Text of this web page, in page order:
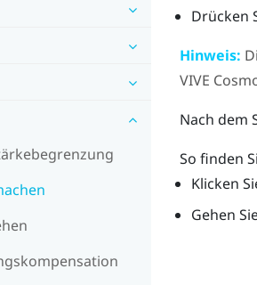
Drücken
Hinweis:
VIVE
Nach dem
So finden
Klicken
Gehen